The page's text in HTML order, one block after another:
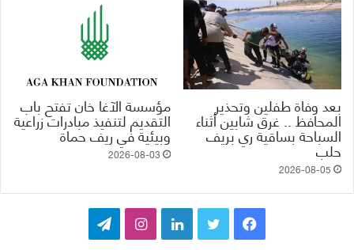
بعد وفاة طفلين وتحذير
المحافظ .. غرق شابين أثناء
السباحة بساقية ري بريف
حلب
2026-08-05
مؤسسة الآغا خان تفتح باب
التقديم لتنفيذ مبادرات زراعية
وبيئية في ريف حماة
2026-08-03